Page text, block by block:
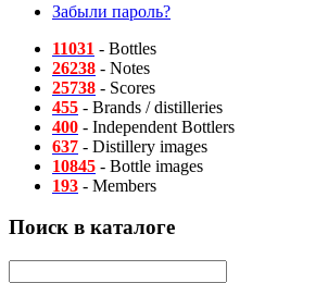
Забыли пароль?
11031 - Bottles
26238 - Notes
25738 - Scores
455 - Brands / distilleries
400 - Independent Bottlers
637 - Distillery images
10845 - Bottle images
193 - Members
Поиск в каталоге